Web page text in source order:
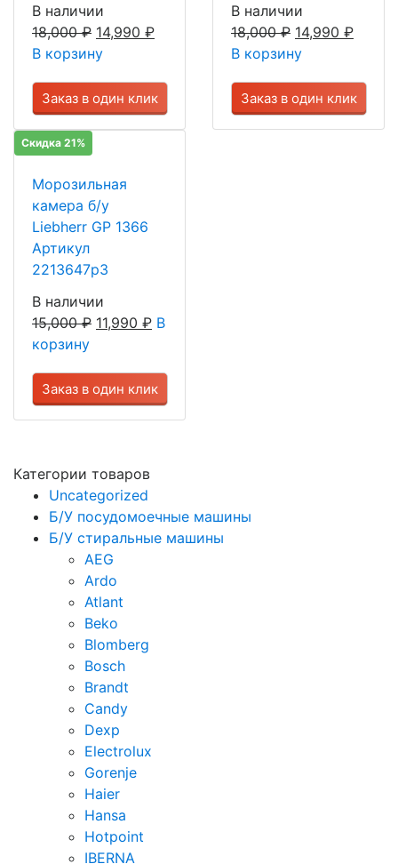
В наличии
18,000₽ 14,990 ₽
В корзину
Заказ в один клик
В наличии
18,000₽ 14,990 ₽
В корзину
Заказ в один клик
Скидка 21%
Морозильная
камера б/у
Liebherr GP 1366
Артикул
2213647р3
В наличии
15,000₽ 11,990 ₽ В
корзину
Заказ в один клик
Категории товаров
Uncategorized
Б/У посудомоечные машины
Б/У стиральные машины
AEG
Ardo
Atlant
Beko
Blomberg
Bosch
Brandt
Candy
Dexp
Electrolux
Gorenje
Haier
Hansa
Hotpoint
IBERNA